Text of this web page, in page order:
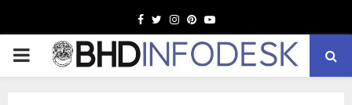
Facebook
TwitterInstagram
Pinterest
Youtube
PRIMARY